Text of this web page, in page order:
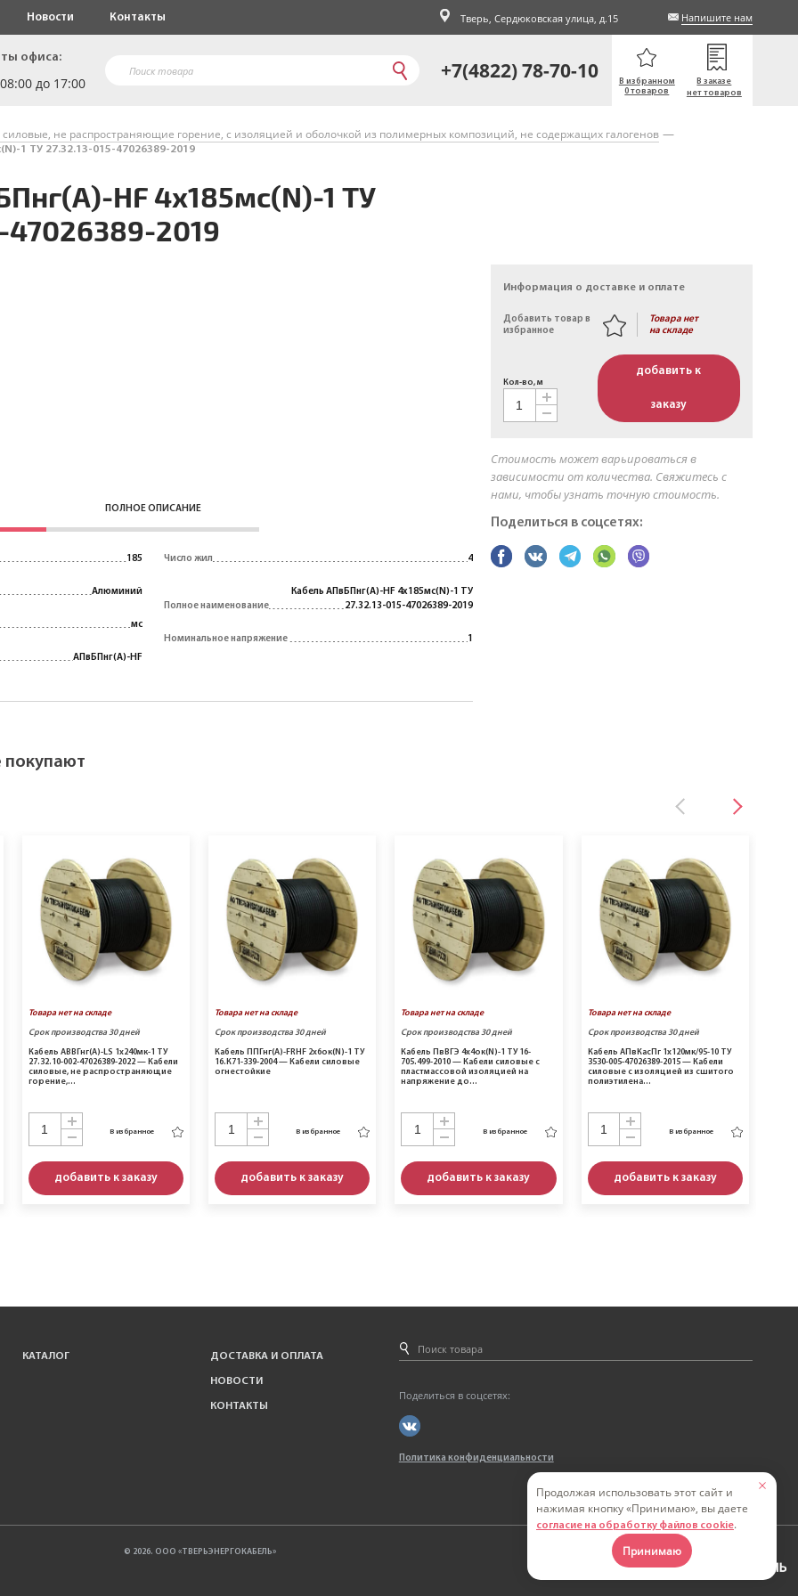
Новости Контакты Тверь, Сердюковская улица, д.15 Напишите нам
офиса:
до 17:00 +7(4822) 78-70-10
В избранном
0 товаров
В заказе
нет товаров
силовые, не распространяющие горение, с изоляцией и оболочкой из полимерных композиций, не содержащих галогенов
1 ТУ 27.32.13-015-47026389-2019
HF 4х185мс(N)-1 ТУ
47026389-2019
Информация о доставке и оплате
Добавить товар в
избранное
Товара нет
на складе
Кол-во, м
добавить к
заказу
Стоимость может варьироваться в
зависимости от количества. Свяжитесь с
нами, чтобы узнать точную стоимость.
Поделиться в соцсетях:
185
Алюминий
мс
АПвБПнг(A)-HF
Число жил 4
Полное наименование
Кабель АПвБПнг(A)-HF 4х185мс(N)-1 ТУ
27.32.13-015-47026389-2019
Номинальное напряжение 1
ПОЛНОЕ ОПИСАНИЕ
покупают
Товара нет на складе
Срок производства 30 дней
Кабель АВВГнг(A)-LS 1х240мк-1 ТУ
27.32.10-002-47026389-2022 — Кабели
силовые, не распространяющие
горение,…
В избранное
добавить к заказу
Товара нет на складе
Срок производства 30 дней
Кабель ППГнг(A)-FRHF 2х6ок(N)-1 ТУ
16.К71-339-2004 — Кабели силовые
огнестойкие
В избранное
добавить к заказу
Товара нет на складе
Срок производства 30 дней
Кабель ПвВГЭ 4х4ок(N)-1 ТУ 16-
705.499-2010 — Кабели силовые с
пластмассовой изоляцией на
напряжение до…
В избранное
добавить к заказу
Товара нет на складе
Срок производства 30 дней
Кабель АПвКасПг 1х120мк/95-10 ТУ
3530-005-47026389-2015 — Кабели
силовые с изоляцией из сшитого
полиэтилена…
В избранное
добавить к заказу
КАТАЛОГ ДОСТАВКА И ОПЛАТА
НОВОСТИ
КОНТАКТЫ
Поделиться в соцсетях:
Политика конфиденциальности
© 2026. ООО «ТВЕРЬЭНЕРГОКАБЕЛЬ»
Продолжая использовать этот сайт и
нажимая кнопку «Принимаю», вы даете
согласие на обработку файлов cookie.
Принимаю